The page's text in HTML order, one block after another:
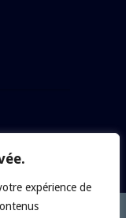
expérience de